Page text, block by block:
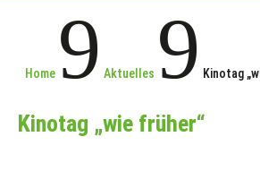
Home 9 Aktuelles 9 Kinotag
Kinotag „wie früher“